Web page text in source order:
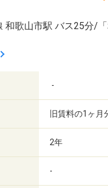
和歌山市駅 バス25分/
-
旧賃料の1ヶ月
2年
-